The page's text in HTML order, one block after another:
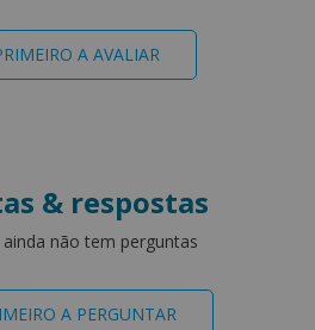
A AVALIAR
& respostas
não tem perguntas
A PERGUNTAR